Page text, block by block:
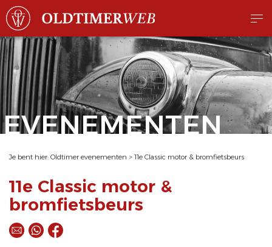
EVENEMENTEN
Je bent hier: Oldtimer evenementen > 11e Classic motor & bromfietsbeurs
11e Classic motor &
bromfietsbeurs